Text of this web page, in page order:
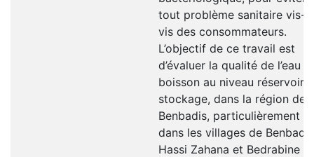
tout problème sanitaire vis-
vis des consommateurs.
L’objectif de ce travail est
d’évaluer la qualité de l’eau
boisson au niveau réservoirs
stockage, dans la région de
Benbadis, particulièrement
dans les villages de
Hassi Zahana et Bedrabine